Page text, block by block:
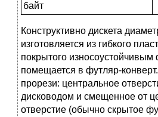
байт
Конструктивно дискета
изготовляется из гибкого
покрытого
помещается в футляр-
прорези: центральное
дисководом и смещенное от
отверстие (обычно скрытое